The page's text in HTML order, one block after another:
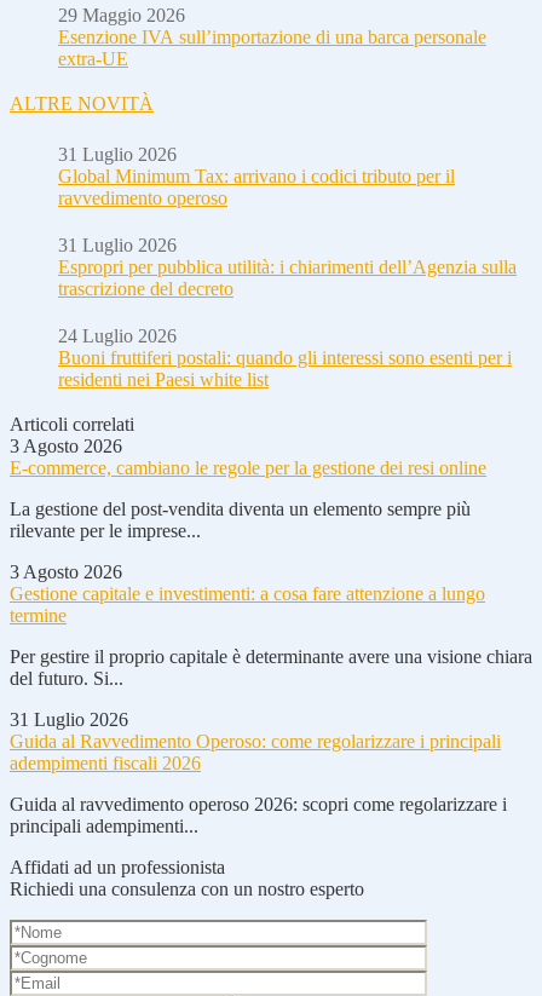
29 Maggio 2026
Esenzione IVA sull’importazione di una barca personale
extra-UE
ALTRE NOVITÀ
31 Luglio 2026
Global Minimum Tax: arrivano i codici tributo per il
ravvedimento operoso
31 Luglio 2026
Espropri per pubblica utilità: i chiarimenti dell’Agenzia sulla
trascrizione del decreto
24 Luglio 2026
Buoni fruttiferi postali: quando gli interessi sono esenti per i
residenti nei Paesi white list
Articoli correlati
3 Agosto 2026
E-commerce, cambiano le regole per la gestione dei resi online
La gestione del post-vendita diventa un elemento sempre più
rilevante per le imprese...
3 Agosto 2026
Gestione capitale e investimenti: a cosa fare attenzione a lungo
termine
Per gestire il proprio capitale è determinante avere una visione chiara
del futuro. Si...
31 Luglio 2026
Guida al Ravvedimento Operoso: come regolarizzare i principali
adempimenti fiscali 2026
Guida al ravvedimento operoso 2026: scopri come regolarizzare i
principali adempimenti...
Affidati ad un professionista
Richiedi una consulenza con un nostro esperto